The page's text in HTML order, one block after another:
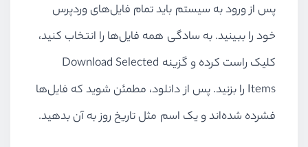
پس از ورود به سیستم باید تمام فایل‌های وردپرس
خود را ببینید. به سادگی همه فایل‌ها را انتخاب کنید،
کلیک راست کرده و گزینه Download Selected
Items را بزنید. پس از دانلود، مطمئن شوید که فایل‌ها
فشرده شده‌اند و یک اسم مثل تاریخ روز به آن بدهید.